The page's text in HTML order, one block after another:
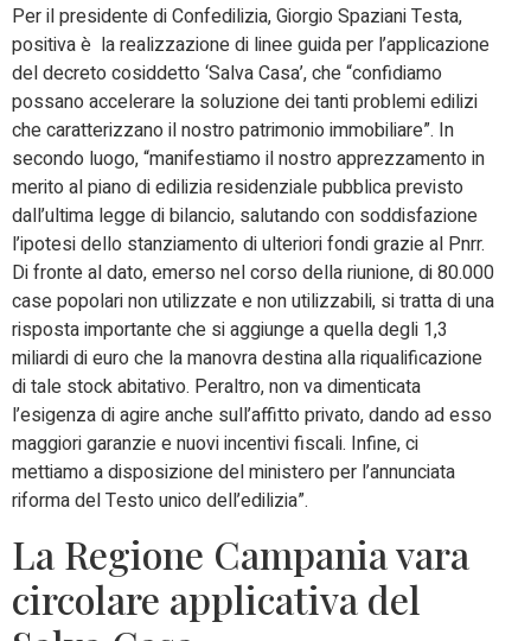
Per il presidente di Confedilizia, Giorgio Spaziani Testa,
positiva è la realizzazione di linee guida per l’applicazione
del decreto cosiddetto ‘Salva Casa’, che “confidiamo
possano accelerare la soluzione dei tanti problemi edilizi
che caratterizzano il nostro patrimonio immobiliare”. In
secondo luogo, “manifestiamo il nostro apprezzamento in
merito al piano di edilizia residenziale pubblica previsto
dall’ultima legge di bilancio, salutando con soddisfazione
l’ipotesi dello stanziamento di ulteriori fondi grazie al Pnrr.
Di fronte al dato, emerso nel corso della riunione, di 80.000
case popolari non utilizzate e non utilizzabili, si tratta di una
risposta importante che si aggiunge a quella degli 1,3
miliardi di euro che la manovra destina alla riqualificazione
di tale stock abitativo. Peraltro, non va dimenticata
l’esigenza di agire anche sull’affitto privato, dando ad esso
maggiori garanzie e nuovi incentivi fiscali. Infine, ci
mettiamo a disposizione del ministero per l’annunciata
riforma del Testo unico dell’edilizia”.
La Regione Campania vara
circolare applicativa del